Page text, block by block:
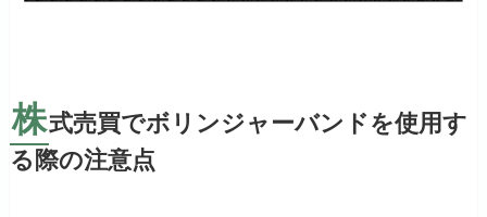
株式売買でボリンジャーバンドを使用す
る際の注意点